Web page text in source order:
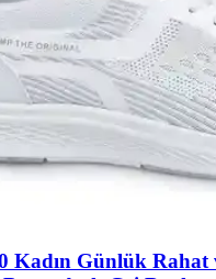
Kadın Günlük Rahat